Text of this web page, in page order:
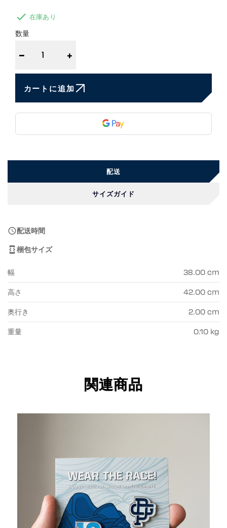
 在庫あり
数量
− +
カートに追加
配送
サイズガイド
配送時間
梱包サイズ
幅 38.00 cm
高さ 42.00 cm
奥行き 2.00 cm
重量 0.10 kg
関連商品